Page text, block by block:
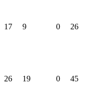
17 9 0 26
26 19 0 45